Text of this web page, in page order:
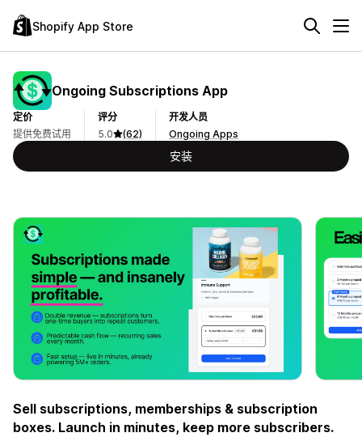
Shopify App Store
Ongoing Subscriptions App
定价
提供免费试用
评分
5.0
(62)
开发人员
Ongoing Apps
安装
Sell subscriptions, memberships & subscription
boxes. Launch in minutes, keep more subscribers.